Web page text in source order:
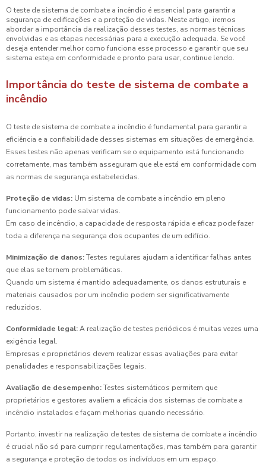
O teste de sistema de combate a incêndio é essencial para garantir a
segurança de edificações e a proteção de vidas. Neste artigo, iremos
abordar a importância da realização desses testes, as normas técnicas
envolvidas e as etapas necessárias para a execução adequada. Se você
deseja entender melhor como funciona esse processo e garantir que seu
sistema esteja em conformidade e pronto para usar, continue lendo.
Importância do teste de sistema de combate a
incêndio
O teste de sistema de combate a incêndio é fundamental para garantir a
eficiência e a confiabilidade desses sistemas em situações de emergência.
Esses testes não apenas verificam se o equipamento está funcionando
corretamente, mas também asseguram que ele está em conformidade com
as normas de segurança estabelecidas.
Proteção de vidas: Um sistema de combate a incêndio em pleno
funcionamento pode salvar vidas.
Em caso de incêndio, a capacidade de resposta rápida e eficaz pode fazer
toda a diferença na segurança dos ocupantes de um edifício.
Minimização de danos:Testes regulares ajudam a identificar falhas antes
que elas se tornem problemáticas.
Quando um sistema é mantido adequadamente, os danos estruturais e
materiais causados por um incêndio podem ser significativamente
reduzidos.
Conformidade legal:A realização de testes periódicos é muitas vezes uma
exigência legal.
Empresas e proprietários devem realizar essas avaliações para evitar
penalidades e responsabilizações legais.
Avaliação de desempenho:Testes sistemáticos permitem que
proprietários e gestores avaliem a eficácia dos sistemas de combate a
incêndio instalados e façam melhorias quando necessário.
Portanto, investir na realização de testes de sistema de combate a incêndio
é crucial não só para cumprir regulamentações, mas também para garantir
a segurança e proteção de todos os indivíduos em um espaço.